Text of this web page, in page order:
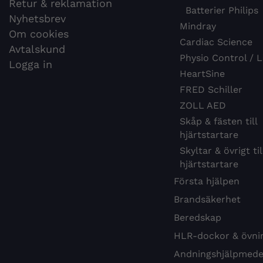
Retur & reklamation
Nyhetsbrev
Om cookies
Avtalskund
Logga in
Batterier Philips
Mindray
Cardiac Science
Physio Control /
HeartSine
FRED Schiller
ZOLL AED
Skåp & fästen till
hjärtstartare
Skyltar & övrigt
hjärtstartare
Första hjälpen
Brandsäkerhet
Beredskap
HLR-dockor &